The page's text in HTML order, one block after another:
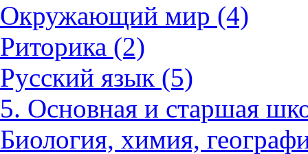
Окружающий мир (4)
Риторика (2)
Русский язык (5)
5. Основная и старшая
Биология, химия,